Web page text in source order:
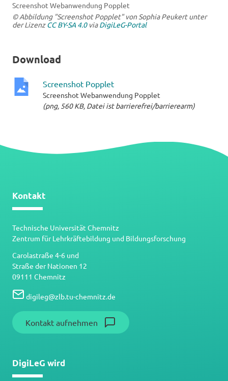
Screenshot Webanwendung Popplet
© Abbildung "Screenshot Popplet" von Sophia Peukert unter
der LizenzCC BY-SA 4.0viaDigiLeG-Portal
Download
Screenshot Popplet
Screenshot Webanwendung Popplet
(png, 560 KB, Datei ist barrierefrei/barrierearm)
Kontakt
Technische Universität Chemnitz
Zentrum für Lehrkräftebildung und Bildungsforschung
Carolastraße 4-6 und
Straße der Nationen 12
09111 Chemnitz
digileg@zlb.tu-chemnitz.de
Kontakt aufnehmen
DigiLeG wird